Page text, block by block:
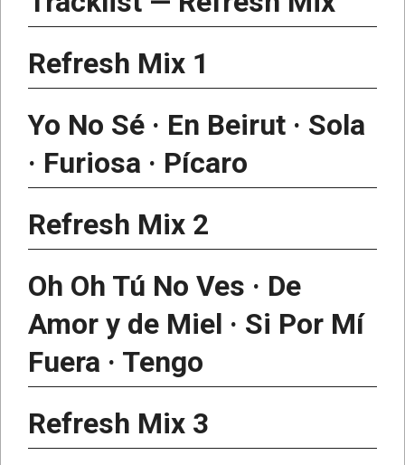
Refresh Mix 1
Yo No Sé · En Beirut · Sola
· Furiosa · Pícaro
Refresh Mix 2
Oh Oh Tú No Ves · De
Amor y de Miel · Si Por Mí
Fuera · Tengo
Refresh Mix 3